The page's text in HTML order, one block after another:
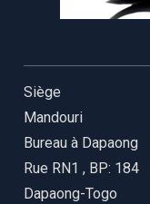
Siège
Mandouri
Bureau à Dapaong
Rue RN1, BP: 184
Dapaong-Togo